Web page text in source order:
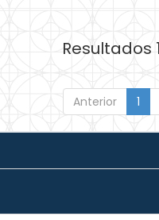
Resultados
Anterior 1